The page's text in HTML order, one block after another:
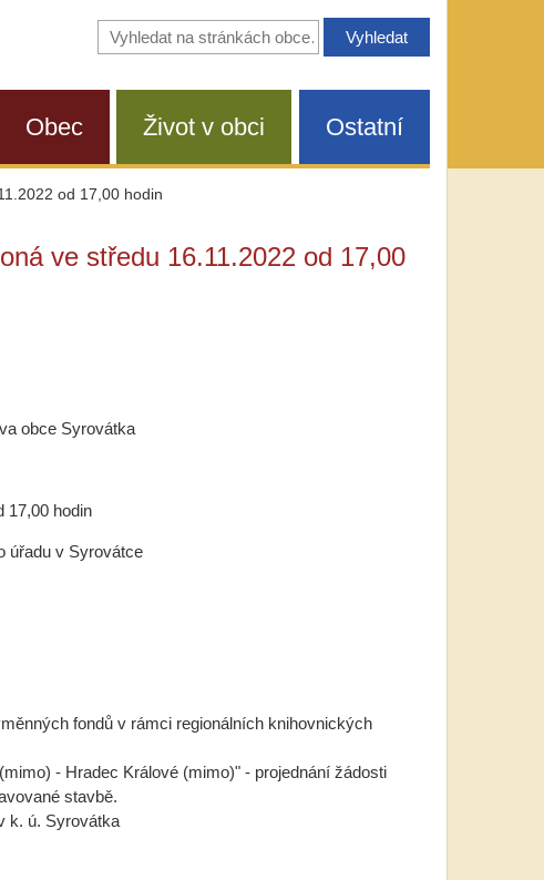
Vyhledávání
na
Obec Život v obci Ostatní
od 17,00 hodin
ve středu 16.11.2022 od 17,00
obce Syrovátka
17,00 hodin
úřadu v Syrovátce
fondů v rámci regionálních knihovnických
- Hradec Králové (mimo)" - projednání žádosti
stavbě.
k. ú. Syrovátka